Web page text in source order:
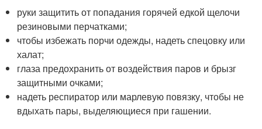
руки защитить от попадания горячей едкой щелочи
резиновыми перчатками;
чтобы избежать порчи одежды, надеть спецовку или
халат;
глаза предохранить от воздействия паров и брызг
защитными очками;
надеть респиратор или марлевую повязку, чтобы не
вдыхать пары, выделяющиеся при гашении.